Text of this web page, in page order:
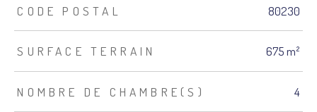
TRAD_ZEPHYR_Caracteristique
CODE POSTAL 80230
SURFACE TERRAIN 675 m²
NOMBRE DE CHAMBRE(S) 4